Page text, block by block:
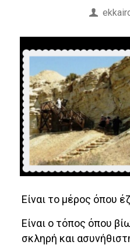
Είναι το μέρος όπου
Είναι ο τόπος όπου
σκληρή και